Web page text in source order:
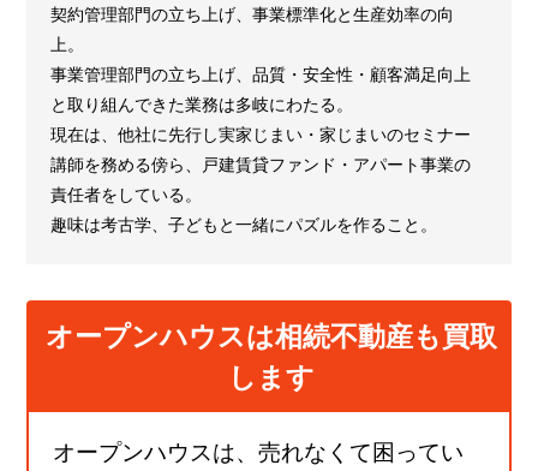
契約管理部門の立ち上げ、事業標準化と生産効率の向
上。
事業管理部門の立ち上げ、品質・安全性・顧客満足向上
と取り組んできた業務は多岐にわたる。
現在は、他社に先行し実家じまい・家じまいのセミナー
講師を務める傍ら、戸建賃貸ファンド・アパート事業の
責任者をしている。
趣味は考古学、子どもと一緒にパズルを作ること。
オープンハウスは相続不動産も買取
します
オープンハウスは、売れなくて困ってい